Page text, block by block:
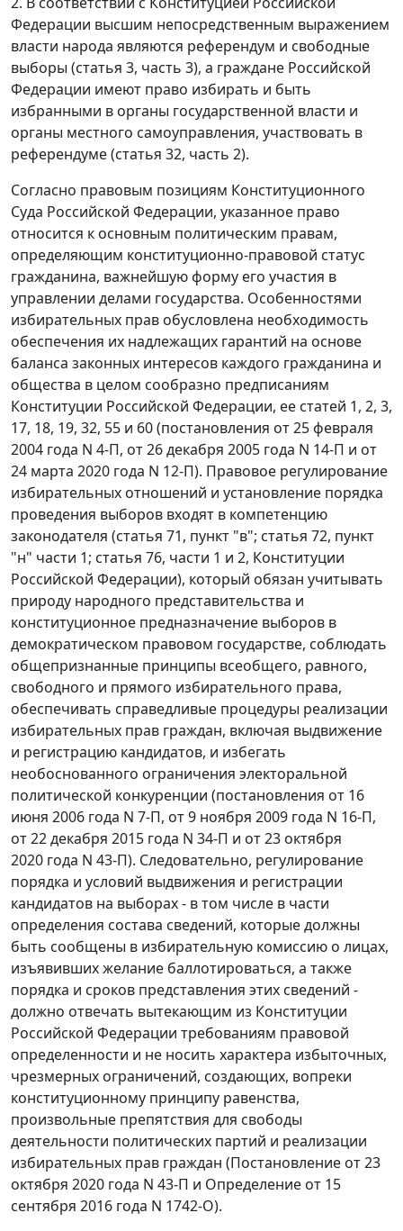
Федерации высшим непосредственным выражением
власти народа являются референдум и свободные
выборы (статья 3, часть 3), а граждане Российской
Федерации имеют право избирать и быть
избранными в органы государственной власти и
органы местного самоуправления, участвовать в
референдуме (статья 32, часть 2).
Согласно правовым позициям Конституционного
Суда Российской Федерации, указанное право
относится к основным политическим правам,
определяющим конституционно-правовой статус
гражданина, важнейшую форму его участия в
управлении делами государства. Особенностями
избирательных прав обусловлена необходимость
обеспечения их надлежащих гарантий на основе
баланса законных интересов каждого гражданина и
общества в целом сообразно предписаниям
Конституции Российской Федерации, ее статей 1, 2, 3,
17, 18, 19, 32, 55 и 60 (постановления от 25 февраля
2004 года N 4-П, от 26 декабря 2005 года N 14-П и от
24 марта 2020 года N 12-П). Правовое регулирование
избирательных отношений и установление порядка
проведения выборов входят в компетенцию
законодателя (статья 71, пункт "в"; статья 72, пункт
"н" части 1; статья 76, части 1 и 2, Конституции
Российской Федерации), который обязан учитывать
природу народного представительства и
конституционное предназначение выборов в
демократическом правовом государстве, соблюдать
общепризнанные принципы всеобщего, равного,
свободного и прямого избирательного права,
обеспечивать справедливые процедуры реализации
избирательных прав граждан, включая выдвижение
и регистрацию кандидатов, и избегать
необоснованного ограничения электоральной
политической конкуренции (постановления от 16
июня 2006 года N 7-П, от 9 ноября 2009 года N 16-П,
от 22 декабря 2015 года N 34-П и от 23 октября
2020 года N 43-П). Следовательно, регулирование
порядка и условий выдвижения и регистрации
кандидатов на выборах - в том числе в части
определения состава сведений, которые должны
быть сообщены в избирательную комиссию о лицах,
изъявивших желание баллотироваться, а также
порядка и сроков представления этих сведений -
должно отвечать вытекающим из Конституции
Российской Федерации требованиям правовой
определенности и не носить характера избыточных,
чрезмерных ограничений, создающих, вопреки
конституционному принципу равенства,
произвольные препятствия для свободы
деятельности политических партий и реализации
избирательных прав граждан (Постановление от 23
октября 2020 года N 43-П и Определение от 15
сентября 2016 года N 1742-О).